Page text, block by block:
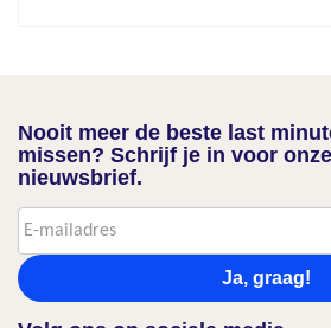
Nooit meer de beste last
missen? Schrijf je in voor
nieuwsbrief.
Ja, graag!